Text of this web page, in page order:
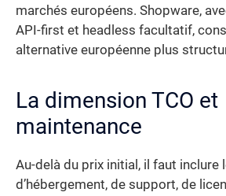
marchés européens. Shopware,
API-first et headless facultatif,
alternative européenne plus
La dimension TCO et
maintenance
Au-delà du prix initial, il faut inclure
d’hébergement, de support, de